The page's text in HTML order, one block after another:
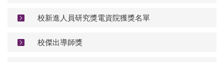
校新進人員研究獎電資院獲獎名單
校傑出導師獎